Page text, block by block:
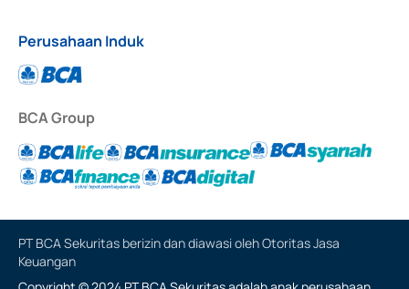
Perusahaan Induk
BCA Group
PT BCA Sekuritas berizin dan diawasi oleh Otoritas Jasa
Keuangan